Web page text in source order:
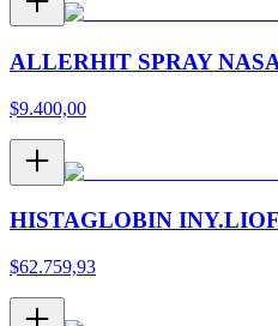
ALLERHIT SPRAY
$9.400,00
HISTAGLOBIN
$62.759,93